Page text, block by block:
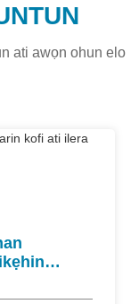
ati awọn ohun elo